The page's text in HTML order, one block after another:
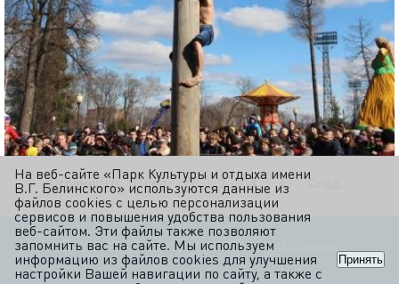
Страницы: Пред. 1 2 3 4 След.
Политика обработки персональных данных
На веб-сайте «Парк Культуры и отдыха имени
В.Г. Белинского» используются данные из
файлов cookies с целью персонализации
сервисов и повышения удобства пользования
веб-сайтом. Эти файлы также позволяют
запомнить вас на сайте. Мы используем
информацию из файлов cookies для улучшения
настройки Вашей навигации по сайту, а также с
Принять